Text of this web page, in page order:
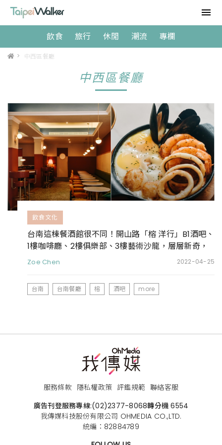
飲食 旅行 休閒 潮流 專欄
> 中西區餐廳
中西區餐廳
飲食文化
台南這棟餐酒館很不同！開山路「榕 洋行」B1酒吧、
1樓咖啡廳、2樓俱樂部、3樓藝術沙龍，層層新奇，
顛覆餐酒館既定印象
Zoe Chen 2022-04-25
台南 台南餐廳 榕 酒吧 more
服務條款 隱私權政策 評鑑規範 聯絡客服
廣告刊登服務專線:(02)2377-8068轉分機 6554
我傳媒科技股份有限公司 OHMEDIA CO.,LTD.
統編：82884789